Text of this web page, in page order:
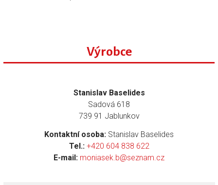
Výrobce
Stanislav Baselides
Sadová 618
739 91 Jablunkov
Kontaktní osoba: Stanislav Baselides
Tel.: +420 604 838 622
E-mail: moniasek.b@seznam.cz